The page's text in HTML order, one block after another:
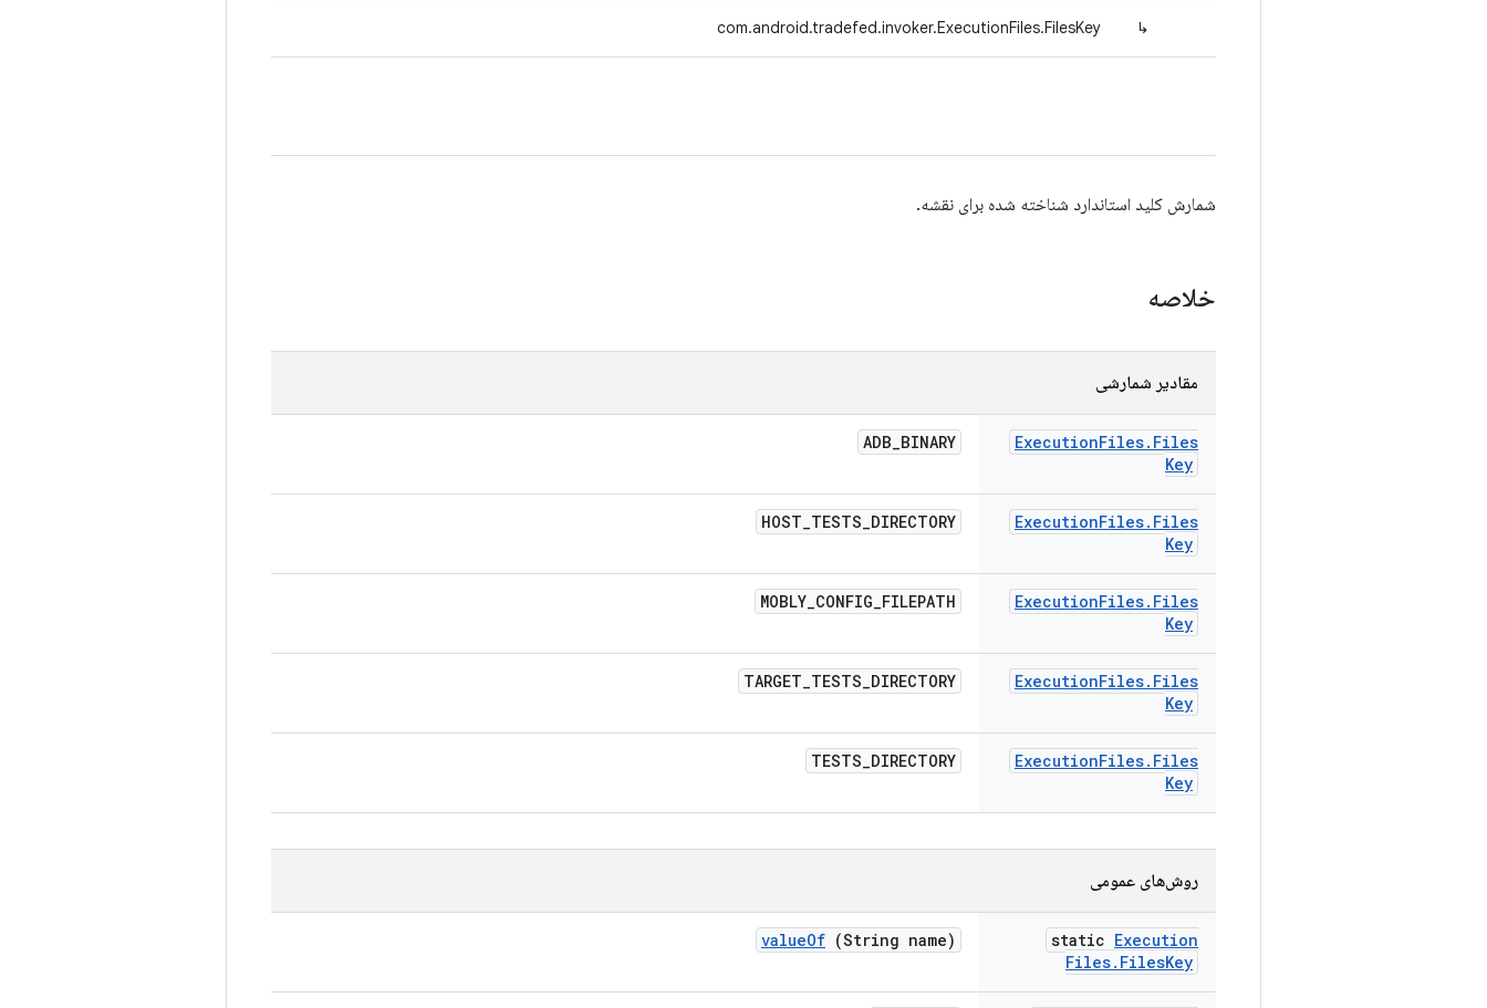
↳
com.android.tradefed.invoker.ExecutionFiles.FilesKey
شمارش کلید استاندارد شناخته شده برای نقشه.
خلاصه
مقادیر شمارشی
ExecutionFiles. Files
Key
ADB_BINARY
ExecutionFiles. Files
Key
HOST_TESTS_DIRECTORY
ExecutionFiles. Files
Key
MOBLY_CONFIG_FILEPATH
ExecutionFiles. Files
Key
TARGET_TESTS_DIRECTORY
ExecutionFiles. Files
Key
TESTS_DIRECTORY
روش‌های عمومی
static Execution
Files. FilesKey
valueOf (String name)